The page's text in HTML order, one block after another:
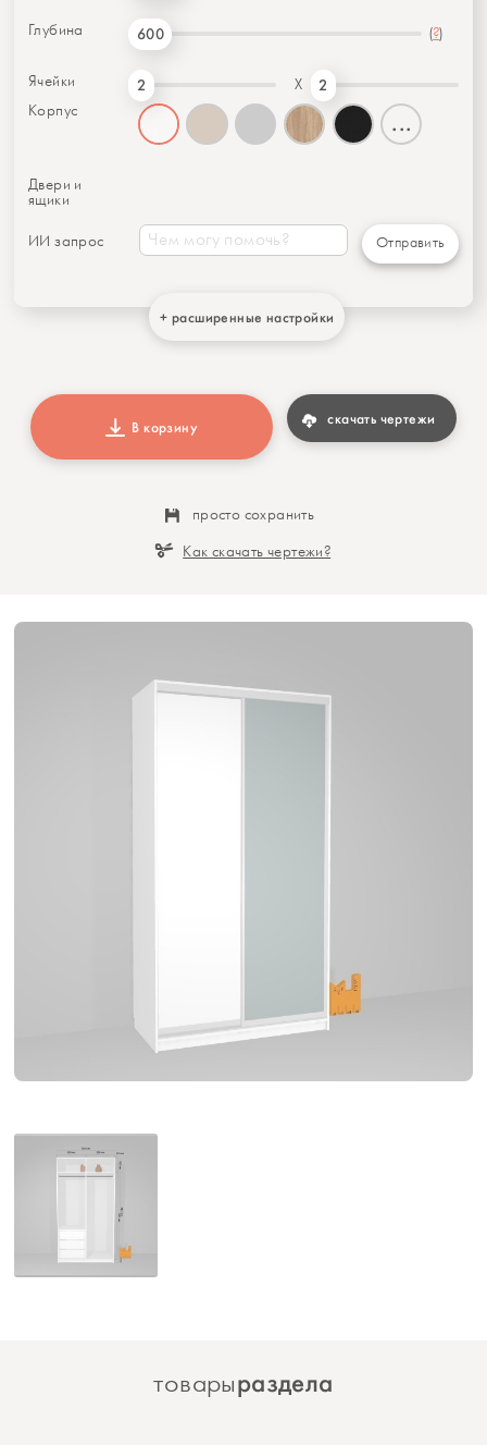
Глубина 600 (?)
Ячейки 2 X 2
Корпус ...
Двери и
ящики
ИИ запрос Отправить
+ расширенные настройки
В корзину скачать чертежи
просто сохранить
Как скачать чертежи?
товарыраздела